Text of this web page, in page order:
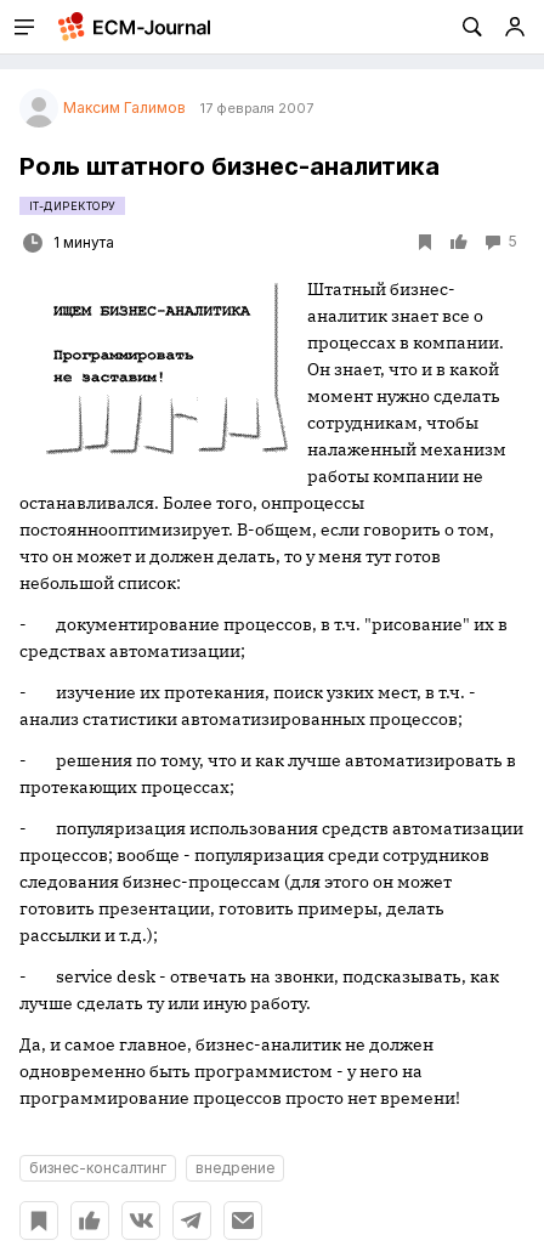
Максим Галимов 17 февраля 2007
Роль штатного бизнес-аналитика
IT-ДИРЕКТОРУ
1 минута 5
Штатный бизнес-
аналитик знает все о
процессах в компании.
Он знает, что и в какой
момент нужно сделать
сотрудникам, чтобы
налаженный механизм
работы компании не
останавливался. Более того, онпроцессы
постояннооптимизирует. В-общем, если говорить о том,
что он может и должен делать, то у меня тут готов
небольшой список:
- документирование процессов, в т.ч. "рисование" их в
средствах автоматизации;
- изучение их протекания, поиск узких мест, в т.ч. -
анализ статистики автоматизированных процессов;
- решения по тому, что и как лучше автоматизировать в
протекающих процессах;
- популяризация использования средств автоматизации
процессов; вообще - популяризация среди сотрудников
следования бизнес-процессам (для этого он может
готовить презентации, готовить примеры, делать
рассылки и т.д.);
- service desk - отвечать на звонки, подсказывать, как
лучше сделать ту или иную работу.
Да, и самое главное, бизнес-аналитик не должен
одновременно быть программистом - у него на
программирование процессов просто нет времени!
бизнес-консалтинг внедрение